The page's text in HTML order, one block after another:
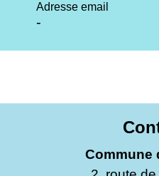
Adresse email
-
Commune